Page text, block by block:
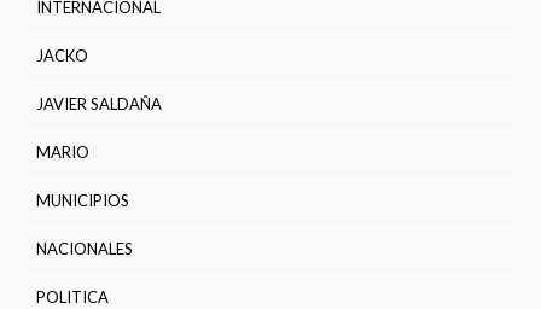
INTERNACIONAL
JACKO
JAVIER SALDAÑA
MARIO
MUNICIPIOS
NACIONALES
POLITICA